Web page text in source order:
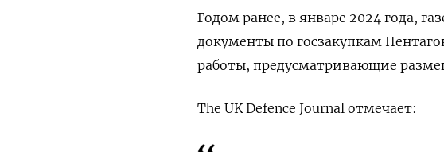
Годом ранее, в январе 2024 года,
документы по госзакупкам
работы, предусматривающие
The UK Defence Journal отмечает: